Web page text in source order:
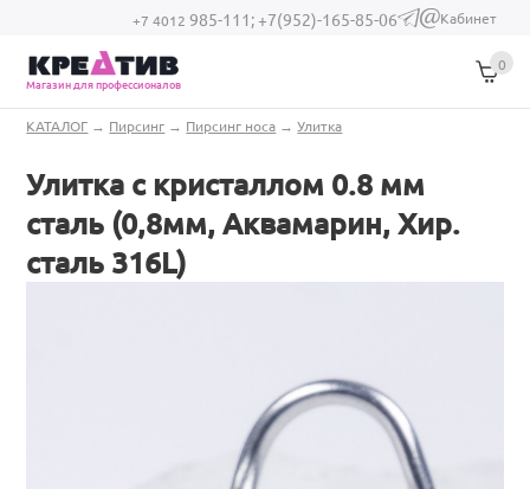
Перейти к основному содержанию
+7 4012 985-111;+7(952)-165-85-06
(link sends e-
Кабинет
Магазин для профессионалов
0
Вы здесь
КАТАЛОГ → Пирсинг → Пирсинг носа →Улитка
Улитка с кристаллом 0.8 мм
сталь (0,8мм, Аквамарин, Хир.
сталь 316L)